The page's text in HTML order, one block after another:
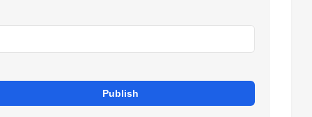
Publish